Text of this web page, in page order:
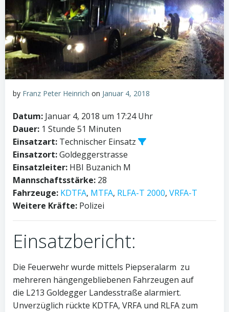
by Franz Peter Heinrich on Januar 4, 2018
Datum: Januar 4, 2018 um 17:24 Uhr
Dauer: 1 Stunde 51 Minuten
Einsatzart: Technischer Einsatz
Einsatzort:Goldeggerstrasse
Einsatzleiter: HBI Buzanich M
Mannschaftsstärke: 28
Fahrzeuge: KDTFA, MTFA, RLFA-T 2000, VRFA-T
Weitere Kräfte: Polizei
Einsatzbericht:
Die Feuerwehr wurde mittels Piepseralarm zu
mehreren hängengebliebenen Fahrzeugen auf
die L213 Goldegger Landesstraße alarmiert.
Unverzüglich rückte KDTFA, VRFA und RLFA zum